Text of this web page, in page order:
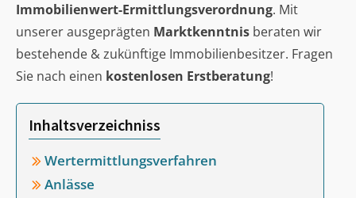
Immobilienwert-Ermittlungsverordnung. Mit
unserer ausgeprägten Marktkenntnis beraten wir
bestehende & zukünftige Immobilienbesitzer. Fragen
Sie nach einen kostenlosen Erstberatung!
Inhaltsverzeichniss
Wertermittlungsverfahren
Anlässe